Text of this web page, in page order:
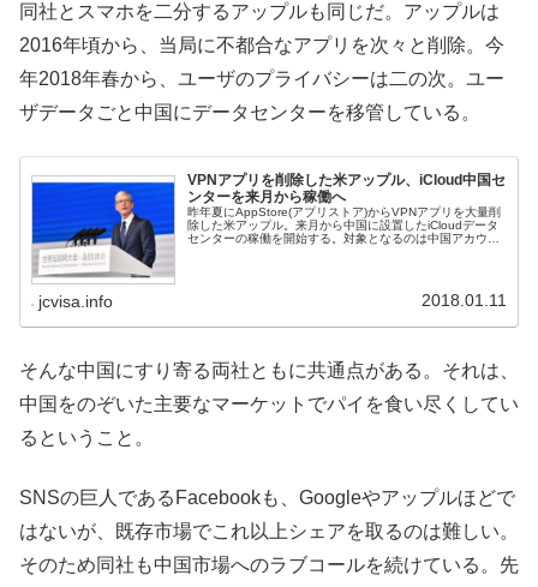
同社とスマホを二分するアップルも同じだ。アップルは
2016年頃から、当局に不都合なアプリを次々と削除。今
年2018年春から、ユーザのプライバシーは二の次。ユー
ザデータごと中国にデータセンターを移管している。
VPNアプリを削除した米アップル、iCloud中国セ
ンターを来月から稼働へ
昨年夏にAppStore(アプリストア)からVPNアプリを大量削
除した米アップル。来月から中国に設置したiCloudデータ
センターの稼働を開始する。対象となるのは中国アカウン
jcvisa.info 2018.01.11
そんな中国にすり寄る両社ともに共通点がある。それは、
中国をのぞいた主要なマーケットでパイを食い尽くしてい
るということ。
SNSの巨人であるFacebookも、Googleやアップルほどで
はないが、既存市場でこれ以上シェアを取るのは難しい。
そのため同社も中国市場へのラブコールを続けている。先